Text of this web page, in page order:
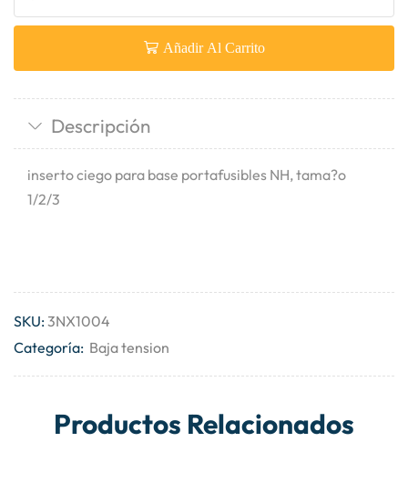
Añadir Al Carrito
Descripción
inserto ciego para base portafusibles NH, tama?o
1/2/3
SKU:3NX1004
Categoría: Baja tension
Productos Relacionados